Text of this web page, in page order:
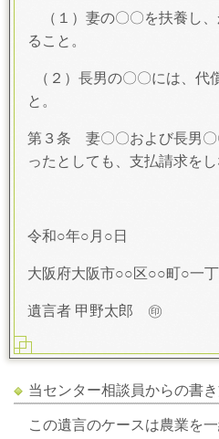
（１）妻の〇〇を扶養し
ること。
（２）長男の〇〇には、代
と。
第３条 妻〇〇および長男〇
ったとしても、支払請求を
令和○年○月○日
大阪府大阪市○○区○○町○一
遺言者 甲野太郎 ㊞
当センター相談員からの書
この遺言のケースは農業を